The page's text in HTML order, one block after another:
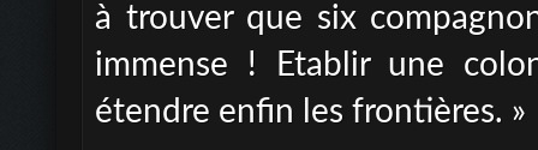
à trouver que six
immense ! Etablir une
étendre enfin les frontières. »